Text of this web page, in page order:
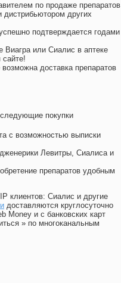
по продаже препаратов
дистрибьютором других
подтверждается годами
Виагра или Сиалис в аптеке
доставка препаратов
покупки
с возможностью выписки
Левитры, Сиалиса и
препаратов удобным
клиентов: Сиалис и другие
доставляются круглосуточно
Money и с банковских карт
» по многоканальным